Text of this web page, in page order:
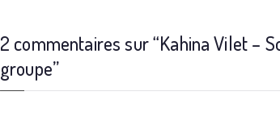
2 commentaires sur “Kahina Vilet –
groupe”